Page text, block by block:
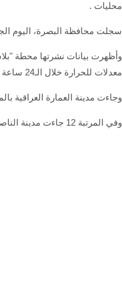
محليات .
سجلت محافظة البصرة، اليوم
معدلات للحرارة خلال الـ24 ساعة الماضية، إذ تصدرت منطقة مطار البصرة الدولي القائمة بأعلى درجة حرارة بلغت 48.2 مئوية.
وجاءت مدينة العمارة العراقية بالمرتبة السادسة بـ47.3 درجة مئوية،
وفي المرتبة 12 جاءت مدينة الناصرية العراقية، وتكريت في المرتبة 13، وأخيراً كربلاء بـ46.6 درجة مئوية.